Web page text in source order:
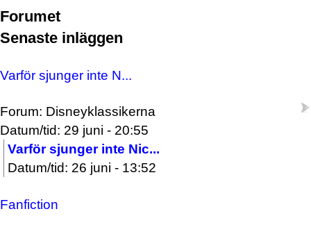
Forumet
Senaste inläggen
Varför sjunger inte N...
Forum: Disneyklassikerna
Datum/tid: 29 juni - 20:55
Varför sjunger inte Nic...
Datum/tid: 26 juni - 13:52
Fanfiction